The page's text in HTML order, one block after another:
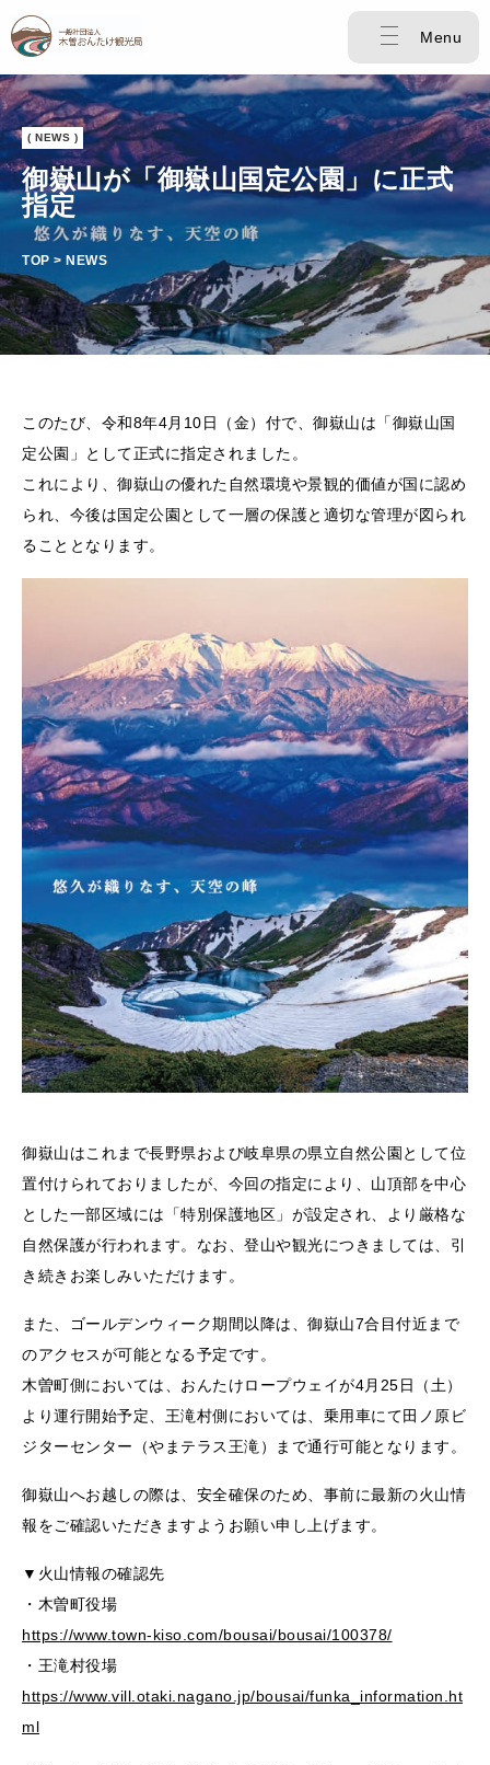
Menu
( NEWS )
御嶽山が「御嶽山国定公園」に正式
指定
TOP > NEWS
このたび、令和8年4月10日（金）付で、御嶽山は「御嶽山国
定公園」として正式に指定されました。
これにより、御嶽山の優れた自然環境や景観的価値が国に認め
られ、今後は国定公園として一層の保護と適切な管理が図られ
ることとなります。
御嶽山はこれまで長野県および岐阜県の県立自然公園として位
置付けられておりましたが、今回の指定により、山頂部を中心
とした一部区域には「特別保護地区」が設定され、より厳格な
自然保護が行われます。なお、登山や観光につきましては、引
き続きお楽しみいただけます。
また、ゴールデンウィーク期間以降は、御嶽山7合目付近まで
のアクセスが可能となる予定です。
木曽町側においては、おんたけロープウェイが4月25日（土）
より運行開始予定、王滝村側においては、乗用車にて田ノ原ビ
ジターセンター（やまテラス王滝）まで通行可能となります。
御嶽山へお越しの際は、安全確保のため、事前に最新の火山情
報をご確認いただきますようお願い申し上げます。
▼火山情報の確認先
・木曽町役場
https://www.town-kiso.com/bousai/bousai/100378/
・王滝村役場
https://www.vill.otaki.nagano.jp/bousai/funka_information.ht
ml